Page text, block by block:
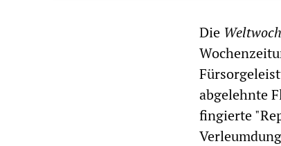
Die
abgelehnte
fingierte